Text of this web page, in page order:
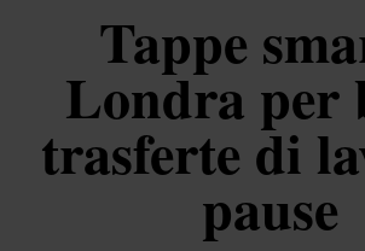
Tappe
Londra per
trasferte di
pause